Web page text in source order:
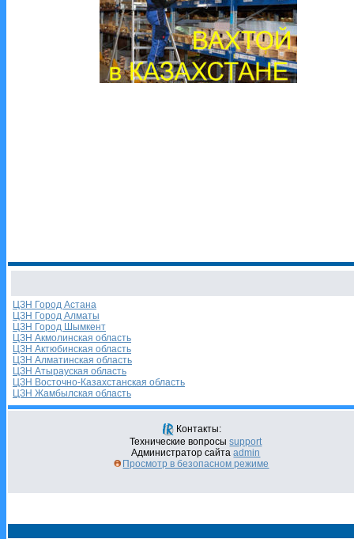
ЦЗН Город Астана
ЦЗН Город Алматы
ЦЗН Город Шымкент
ЦЗН Акмолинская область
ЦЗН Актюбинская область
ЦЗН Алматинская область
ЦЗН Атырауская область
ЦЗН Восточно-Казахстанская область
ЦЗН Жамбылская область
Контакты:
Технические вопросыsupport
Администратор сайтаadmin
Просмотр в безопасном режиме